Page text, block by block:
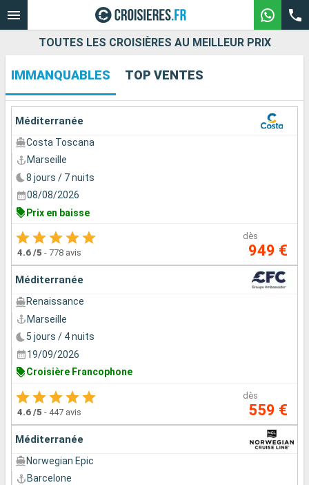
Mois de départ
TOUTES LES CROISIÈRES AU MEILLEUR PRIX
IMMANQUABLES TOP VENTES
Méditerranée
Costa Toscana
Marseille
8 jours / 7 nuits
08/08/2026
Prix en baisse
4.6 /5 - 778 avis
dès
949 €
Méditerranée
Renaissance
Marseille
5 jours / 4 nuits
19/09/2026
Croisière Francophone
4.6 /5 - 447 avis
dès
559 €
Méditerranée
Norwegian Epic
Barcelone